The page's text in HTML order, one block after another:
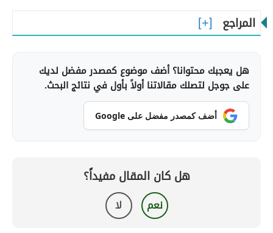
المراجع
هل يعجبك محتوانا؟ أضف موضوع كمصدر مفضل لديك
على جوجل لتصلك مقالاتنا أولاً بأول في نتائج البحث.
أضف كمصدر مفضل على Google
هل كان المقال مفيداً؟
نعم لا